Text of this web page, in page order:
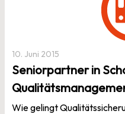
10. Juni 2015
Seniorpartner in
Wie gelingt